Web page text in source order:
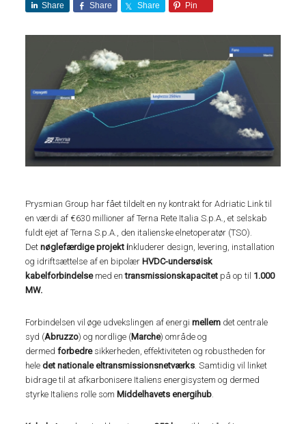
Share Share Share Pin
Prysmian Group har fået tildelt en ny kontrakt for Adriatic Link til
en værdi af €630 millioner af Terna Rete Italia S.p.A., et selskab
fuldt ejet af Terna S.p.A., den italienske elnetoperatør (TSO).
Detnøglefærdige projekt inkluderer design, levering, installation
og idriftsættelse af en bipolær HVDC-undersøisk
kabelforbindelse med entransmissionskapacitet på op til 1.000
MW.
Forbindelsen vil øge udvekslingen af energimellem det centrale
syd (Abruzzo) og nordlige (Marche) område og
dermedforbedre sikkerheden, effektiviteten og robustheden for
heledet nationale eltransmissionsnetværks . Samtidig vil linket
bidrage til at afkarbonisere Italiens energisystem og dermed
styrke Italiens rolle som Middelhavets energihub